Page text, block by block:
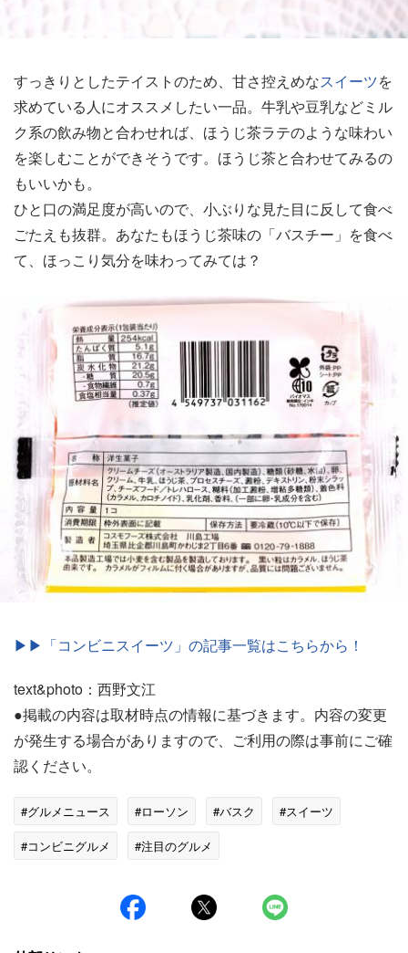
すっきりとしたテイストのため、甘さ控えめなスイーツを
求めている人にオススメしたい一品。牛乳や豆乳などミル
ク系の飲み物と合わせれば、ほうじ茶ラテのような味わい
を楽しむことができそうです。ほうじ茶と合わせてみるの
もいいかも。
ひと口の満足度が高いので、小ぶりな見た目に反して食べ
ごたえも抜群。あなたもほうじ茶味の「バスチー」を食べ
て、ほっこり気分を味わってみては？
▶▶「コンビニスイーツ」の記事一覧はこちらから！
text&photo：西野文江
●掲載の内容は取材時点の情報に基づきます。内容の変更
が発生する場合がありますので、ご利用の際は事前にご確
認ください。
#グルメニュース #ローソン #バスク
#スイーツ
#コンビニグルメ
#注目のグルメ